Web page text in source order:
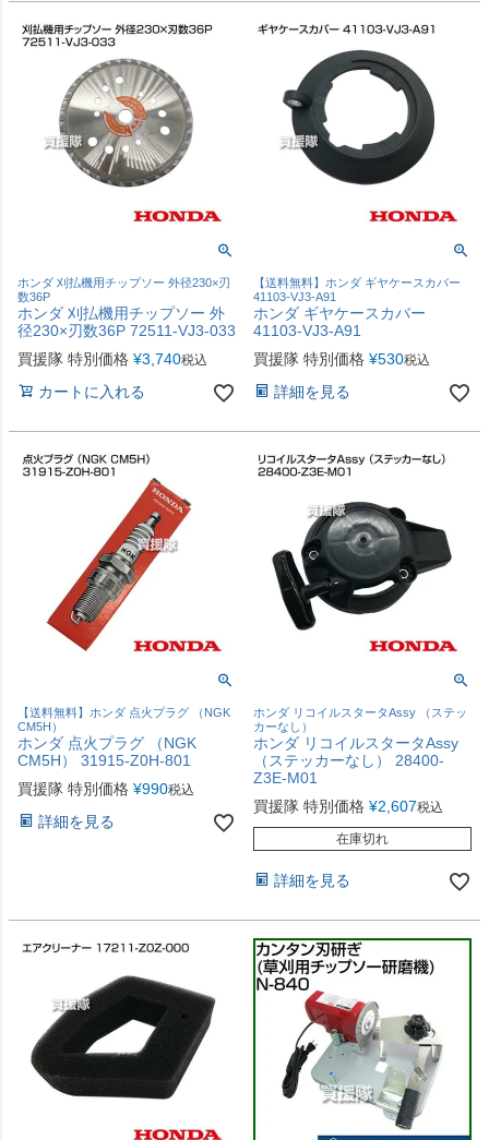
ホンダ 刈払機用チップソー 外径230×刃
数36P
ホンダ 刈払機用チップソー 外
径230×刃数36P 72511-VJ3-033
買援隊 特別価格 ¥3,740税込
カートに入れる
【送料無料】ホンダ ギヤケースカバー
41103-VJ3-A91
ホンダ ギヤケースカバー
41103-VJ3-A91
買援隊 特別価格 ¥530税込
詳細を見る
【送料無料】ホンダ 点火プラグ （NGK
CM5H）
ホンダ 点火プラグ （NGK
CM5H） 31915-Z0H-801
買援隊 特別価格 ¥990税込
詳細を見る
ホンダ リコイルスタータAssy （ステッ
カーなし）
ホンダ リコイルスタータAssy
（ステッカーなし） 28400-
Z3E-M01
買援隊 特別価格 ¥2,607税込
在庫切れ
詳細を見る